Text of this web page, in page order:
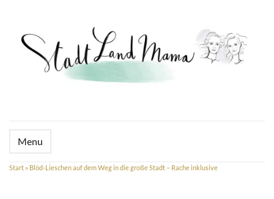
Menu
Start » Blöd-Lieschen auf dem Weg in die große Stadt – Rache inklusive